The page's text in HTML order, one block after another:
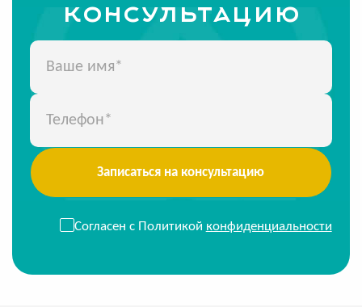
консультацию
Записаться на консультацию
Согласен с Политикой конфиденциальности